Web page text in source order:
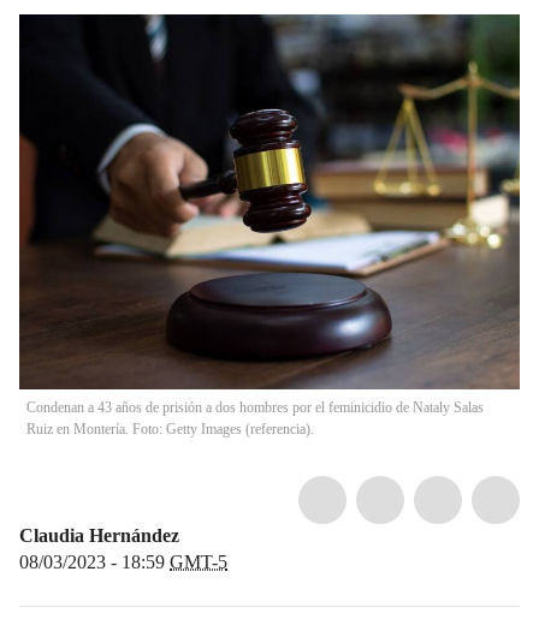
Condenan a 43 años de prisión a dos hombres por el feminicidio de Nataly Salas
Ruiz en Montería. Foto: Getty Images (referencia).
Claudia Hernández
08/03/2023 - 18:59 GMT-5